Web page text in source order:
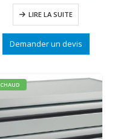
LIRE LA SUITE
Demander un devis
CHAUD